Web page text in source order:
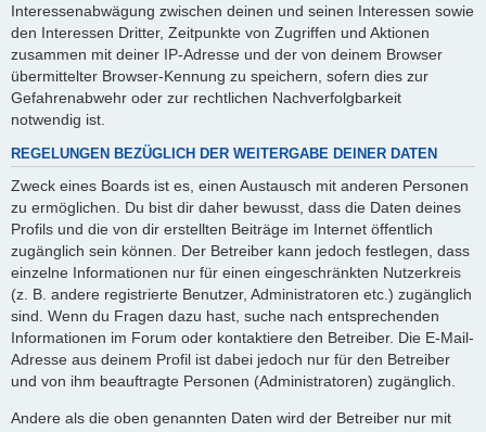
Interessenabwägung zwischen deinen und seinen Interessen sowie
den Interessen Dritter, Zeitpunkte von Zugriffen und Aktionen
zusammen mit deiner IP-Adresse und der von deinem Browser
übermittelter Browser-Kennung zu speichern, sofern dies zur
Gefahrenabwehr oder zur rechtlichen Nachverfolgbarkeit
notwendig ist.
REGELUNGEN BEZÜGLICH DER WEITERGABE DEINER DATEN
Zweck eines Boards ist es, einen Austausch mit anderen Personen
zu ermöglichen. Du bist dir daher bewusst, dass die Daten deines
Profils und die von dir erstellten Beiträge im Internet öffentlich
zugänglich sein können. Der Betreiber kann jedoch festlegen, dass
einzelne Informationen nur für einen eingeschränkten Nutzerkreis
(z. B. andere registrierte Benutzer, Administratoren etc.) zugänglich
sind. Wenn du Fragen dazu hast, suche nach entsprechenden
Informationen im Forum oder kontaktiere den Betreiber. Die E-Mail-
Adresse aus deinem Profil ist dabei jedoch nur für den Betreiber
und von ihm beauftragte Personen (Administratoren) zugänglich.
Andere als die oben genannten Daten wird der Betreiber nur mit